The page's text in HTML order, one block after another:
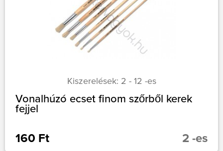
Kiszerelések: 2 - 12 -es
Vonalhúzó ecset finom szőrből kerek
fejjel
160 Ft 2 -es